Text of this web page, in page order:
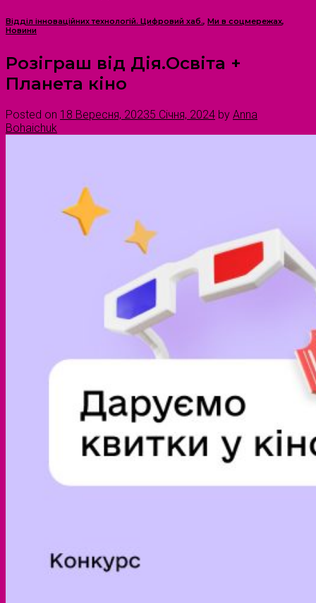
Відділ інноваційних технологій. Цифровий хаб., Ми в соцмережах,
Новини
Розіграш від Дія.Освіта +
Планета кіно
Posted on 18 Вересня, 20235 Січня, 2024 by Anna
Bohaichuk